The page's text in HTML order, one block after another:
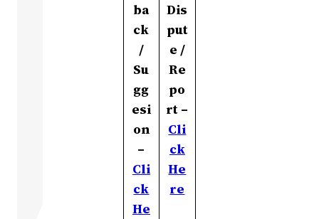
ba
ck
/
Su
gg
esi
on
–
Cli
ck
He
Dis
put
e /
Re
po
rt –
Cli
ck
He
re